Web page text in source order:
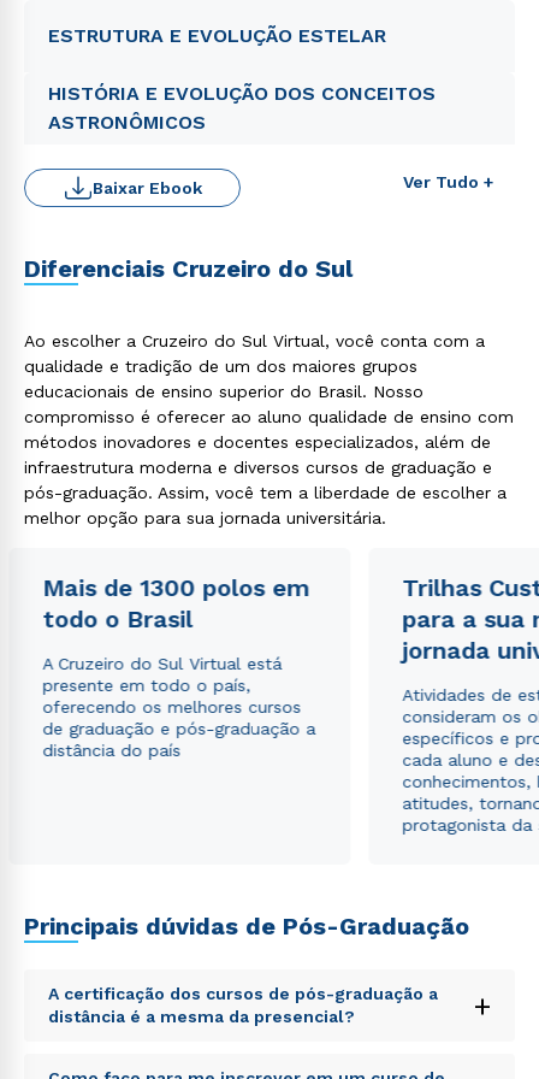
ESTRUTURA E EVOLUÇÃO ESTELAR
HISTÓRIA E EVOLUÇÃO DOS CONCEITOS
ASTRONÔMICOS
Ver Tudo +
Baixar Ebook
Diferenciais Cruzeiro do Sul
Ao escolher a Cruzeiro do Sul Virtual, você conta com a
qualidade e tradição de um dos maiores grupos
educacionais de ensino superior do Brasil. Nosso
compromisso é oferecer ao aluno qualidade de ensino com
métodos inovadores e docentes especializados, além de
infraestrutura moderna e diversos cursos de graduação e
pós-graduação. Assim, você tem a liberdade de escolher a
melhor opção para sua jornada universitária.
Mais de 1300 polos em
todo o Brasil
A Cruzeiro do Sul Virtual está
presente em todo o país,
oferecendo os melhores cursos
de graduação e pós-graduação a
distância do país
Trilhas
para a sua
jornada
Atividades de
consideram os
específicos e
cada aluno e
conhecimentos,
atitudes,
protagonista da
Principais dúvidas de Pós-Graduação
A certificação dos cursos de pós-graduação a
distância é a mesma da presencial?
+
Sed ut perspiciatis unde omnis iste natus error sit
ou
Estou de acordo com a